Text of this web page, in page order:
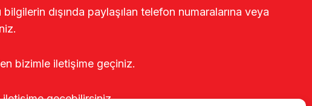
dışında paylaşılan telefon numaralarına veya
bizimle iletişime geçiniz.
geçebilirsiniz.